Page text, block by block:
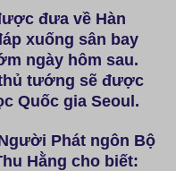
đưa về Hàn
xuống sân bay
ngày hôm sau.
tướng sẽ được
Quốc gia Seoul.
Phát ngôn Bộ
Hằng cho biết: